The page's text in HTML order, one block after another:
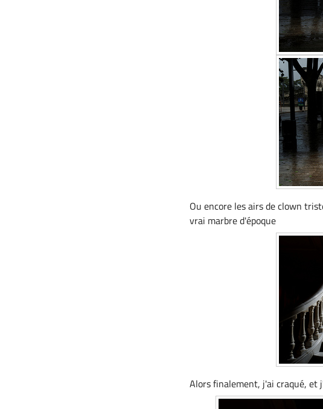
Ou encore les airs de clown
vrai marbre d'époque
Alors finalement, j'ai craqué,